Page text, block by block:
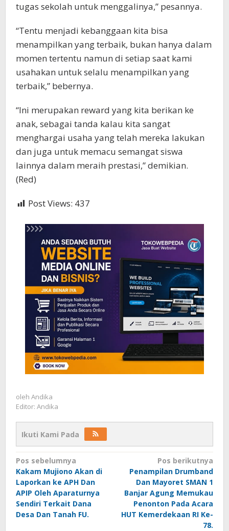
tugas sekolah untuk menggalinya,” pesannya.
“Tentu menjadi kebanggaan kita bisa
menampilkan yang terbaik, bukan hanya dalam
momen tertentu namun di setiap saat kami
usahakan untuk selalu menampilkan yang
terbaik,” bebernya.
“Ini merupakan reward yang kita berikan ke
anak, sebagai tanda kalau kita sangat
menghargai usaha yang telah mereka lakukan
dan juga untuk memacu semangat siswa
lainnya dalam meraih prestasi,” demikian.
(Red)
Post Views: 437
oleh Andika
Editor: Andika
Ikuti Kami Pada
Navigasi
pos
Pos sebelumnya
Kakam Mujiono Akan di
Laporkan ke APH Dan
APIP Oleh Aparaturnya
Sendiri Terkait Dana
Desa Dan Tanah FU.
Pos berikutnya
Penampilan Drumband
Dan Mayoret SMAN 1
Banjar Agung Memukau
Penonton Pada Acara
HUT Kemerdekaan RI Ke-
78.